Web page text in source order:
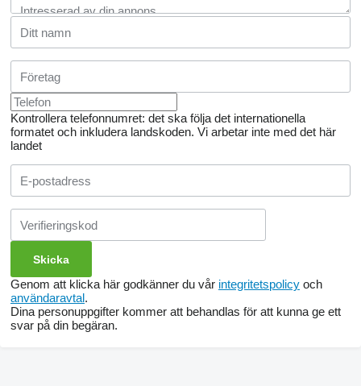
Kontrollera telefonnumret: det ska följa det internationella
formatet och inkludera landskoden. Vi arbetar inte med det här
landet
Genom att klicka här godkänner du vår integritetspolicy och
användaravtal.
Dina personuppgifter kommer att behandlas för att kunna ge ett
svar på din begäran.